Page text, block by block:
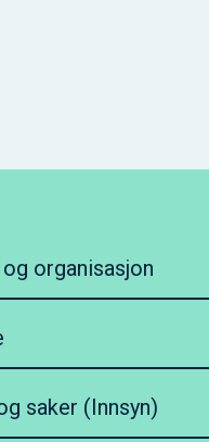
organisasjon
saker (Innsyn)